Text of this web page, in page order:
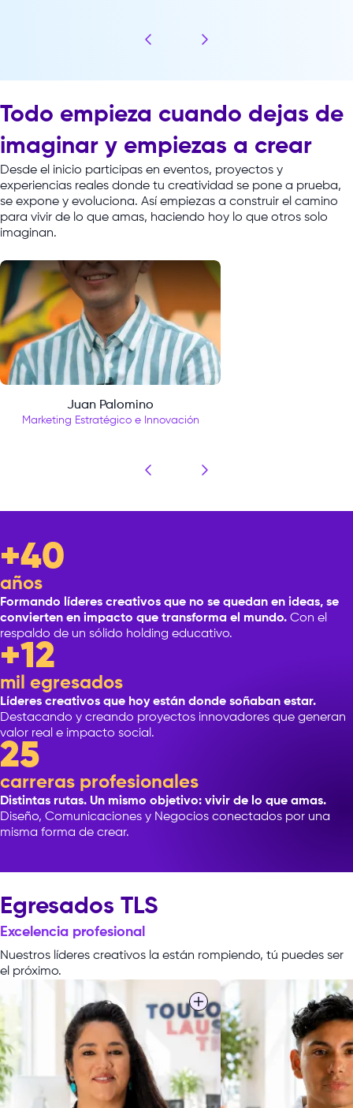
Cinematografía
Marketing
Negocios
Todo empieza cuando dejas de
imaginar y empiezas a crear
Desde el inicio participas en eventos, proyectos y
experiencias reales donde tu creatividad se pone a prueba,
se expone y evoluciona. Así empiezas a construir el camino
para vivir de lo que amas, haciendo hoy lo que otros solo
imaginan.
Juan Palomino
Marketing Estratégico e Innovación
+40
años
Formando líderes creativos que no se quedan en ideas, se
convierten en impacto que transforma el mundo. Con el
respaldo de un sólido holding educativo.
+12
mil egresados
Líderes creativos que hoy están donde soñaban estar.
Destacando y creando proyectos innovadores que generan
valor real e impacto social.
25
carreras profesionales
Distintas rutas. Un mismo objetivo: vivir de lo que amas.
Diseño, Comunicaciones y Negocios conectados por una
misma forma de crear.
Egresados TLS
Excelencia profesional
Nuestros líderes creativos la están rompiendo, tú puedes ser
el próximo.